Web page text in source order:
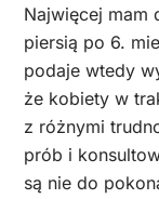
Najwięcej mam
piersią po 6.
podaje wtedy
że kobiety w
z różnymi
prób i
są nie do